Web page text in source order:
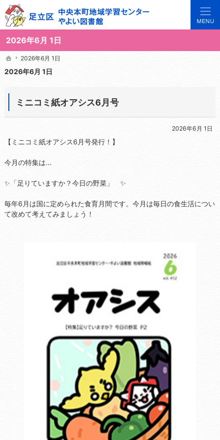
2026年6月 1日
3世代で楽しめる地域のひろば。当サイトでは地域の講座や施設をご案内しています。
足立区中央本町地域学習センターや図書館の総合案内サイト
ホーム
2026年6月 1日
2026年6月 1日
ミニコミ紙オアシス6月号
2026年6月 1日
【ミニコミ紙オアシス6月号発行！】
今月の特集は...
✨「足りていますか？今日の野菜」 ✨
毎年6月は国に定められた食育月間です。今月は毎日の食生活につい
て改めて考えてみましょう！
ホーム
2026年6月 1日